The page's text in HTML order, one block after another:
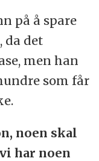
på å spare
da det
men han
som får
noen skal
har noen